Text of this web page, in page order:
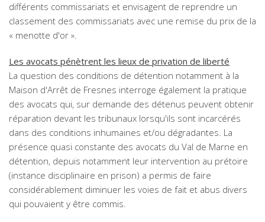
différents commissariats et envisagent de reprendre un
classement des commissariats avec une remise du prix de la
« menotte d'or ».
Les avocats pénètrent les lieux de privation de liberté
La question des conditions de détention notamment à la
Maison d'Arrêt de Fresnes interroge également la pratique
des avocats qui, sur demande des détenus peuvent obtenir
réparation devant les tribunaux lorsqu'ils sont incarcérés
dans des conditions inhumaines et/ou dégradantes. La
présence quasi constante des avocats du Val de Marne en
détention, depuis notamment leur intervention au prétoire
(instance disciplinaire en prison) a permis de faire
considérablement diminuer les voies de fait et abus divers
qui pouvaient y être commis.